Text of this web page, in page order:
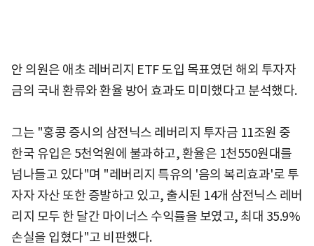
안 의원은 애초 레버리지 ETF 도입 목표였던 해외 투자자
금의 국내 환류와 환율 방어 효과도 미미했다고 분석했다.
그는 "홍콩 증시의 삼전닉스 레버리지 투자금 11조원 중
한국 유입은 5천억원에 불과하고, 환율은 1천550원대를
넘나들고 있다"며 "레버리지 특유의 '음의 복리효과'로 투
자자 자산 또한 증발하고 있고, 출시된 14개 삼전닉스 레버
리지 모두 한 달간 마이너스 수익률을 보였고, 최대 35.9%
손실을 입혔다"고 비판했다.